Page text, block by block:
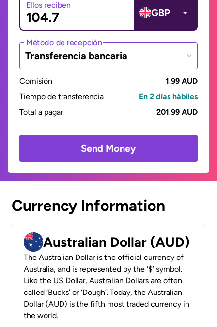
Ellos reciben
GBP
Método de recepción
Transferencia bancaria
Comisión
1.99 AUD
Tiempo de transferencia
En 2 días hábiles
Total a pagar
201.99 AUD
Send Money
Currency Information
Australian Dollar (AUD)
The Australian Dollar is the official currency of
Australia, and is represented by the ‘$’ symbol.
Like the US Dollar, Australian Dollars are often
called ‘Bucks’ or ‘Dough’. Today, the Australian
Dollar (AUD) is the fifth most traded currency in
the world.